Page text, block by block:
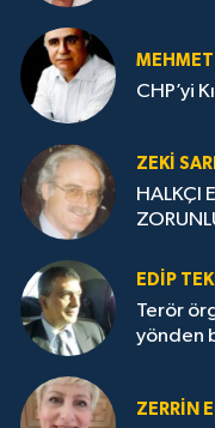
MEHMET
CHP’yi
ZEKI
HALKÇI
EDIP
Terör
yönden
ZERRIN